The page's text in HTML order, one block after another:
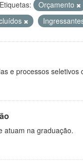
Etiquetas:
Orçamento
e processos seletivos
atuam na graduação.